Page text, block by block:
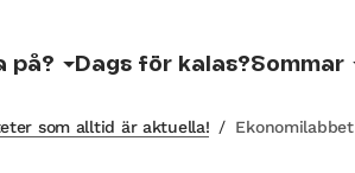
på? Dags för kalas?Sommar
som alltid är aktuella! / Ekonomilabbet